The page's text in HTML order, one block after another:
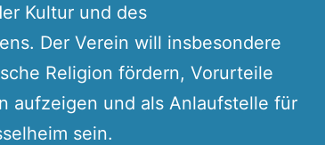
Kultur und des
Der Verein will insbesondere
Religion fördern, Vorurteile
aufzeigen und als Anlaufstelle für
sein.